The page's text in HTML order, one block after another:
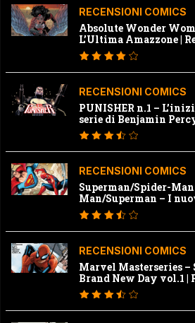
RECENSIONI COMICS
Absolute Wonder
L’Ultima Amazzone |
RECENSIONI COMICS
PUNISHER n.1 –
serie di Benjamin
RECENSIONI COMICS
Superman/Spider-Man
Man/Superman – I
Marvel e Dc | Recensione
RECENSIONI COMICS
Marvel Masterseries –
Brand New Day vol.1 |